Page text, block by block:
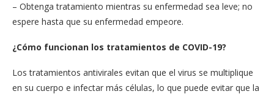
– Obtenga tratamiento mientras su enfermedad sea leve; no
espere hasta que su enfermedad empeore.
¿Cómo funcionan los tratamientos de COVID-19?
Los tratamientos antivirales evitan que el virus se multiplique
en su cuerpo e infectar más células, lo que puede evitar que la